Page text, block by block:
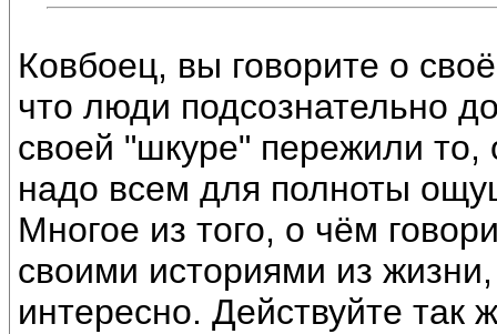
Ковбоец, вы говорите о
что люди подсознательно
своей "шкуре" пережили то,
надо всем для полноты
Многое из того, о чём
своими историями из
интересно. Действуйте так